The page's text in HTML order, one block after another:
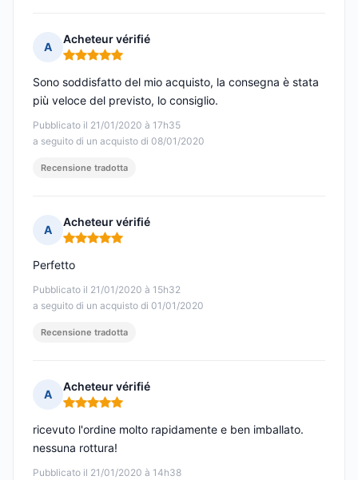
A
Acheteur vérifié
Nota: 5 su 5
Pubblicato il 21/01/2020 à 17h35
a seguito di un acquisto di 08/01/2020
Sono soddisfatto del mio acquisto, la consegna è stata
più veloce del previsto, lo consiglio.
Recensione tradotta
A
Acheteur vérifié
Nota: 5 su 5
Pubblicato il 21/01/2020 à 15h32
a seguito di un acquisto di 01/01/2020
Perfetto
Recensione tradotta
A
Acheteur vérifié
Nota: 5 su 5
Pubblicato il 21/01/2020 à 14h38
ricevuto l'ordine molto rapidamente e ben imballato.
nessuna rottura!